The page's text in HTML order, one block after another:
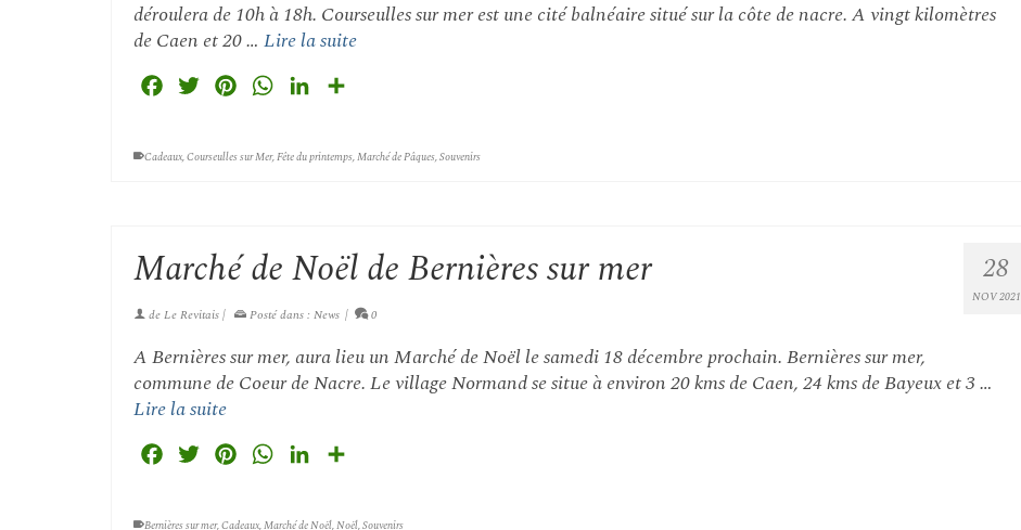
déroulera de 10h à 18h. Courseulles sur mer est une cité balnéaire situé sur la côte de nacre. A vingt kilomètres
de Caen et 20 … Lire la suite
FacebookTwitterPinterestWhatsAppLinkedIn
Cadeaux,Courseulles sur Mer,Fête du printemps,Marché de Pâques,Souvenirs
28
NOV 2021
Marché de Noël de Bernières sur mer
deLe Revitais| Posté dans : News | 0
A Bernières sur mer, aura lieu un Marché de Noël le samedi 18 décembre prochain. Bernières sur mer,
commune de Coeur de Nacre. Le village Normand se situe à environ 20 kms de Caen, 24 kms de Bayeux et 3 …
Lire la suite
FacebookTwitterPinterestWhatsAppLinkedIn
Bernières sur mer,Cadeaux,Marché de Noël,Noël,Souvenirs